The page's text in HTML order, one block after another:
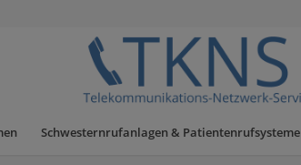
Schwesternrufanlagen & Patientenrufsysteme